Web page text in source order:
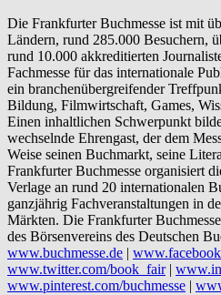
Die Frankfurter Buchmesse ist mit
Ländern, rund 285.000 Besuchern,
rund 10.000 akkreditierten
Fachmesse für das internationale
ein branchenübergreifender
Bildung, Filmwirtschaft, Games,
Einen inhaltlichen Schwerpunkt
wechselnde Ehrengast, der dem
Weise seinen Buchmarkt, seine
Frankfurter Buchmesse organisiert
Verlage an rund 20 internationalen
ganzjährig Fachveranstaltungen in
Märkten. Die Frankfurter
des Börsenvereins des Deutschen
www.buchmesse.de |
www.twitter.com/book_fair|
www.pinterest.com/buchmesse |